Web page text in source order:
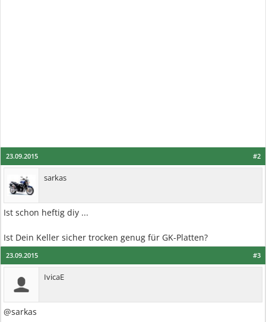
#2
23.09.2015
sarkas
Ist schon heftig diy ...
Ist Dein Keller sicher trocken genug für GK-Platten?
#3
23.09.2015
IvicaE
@sarkas